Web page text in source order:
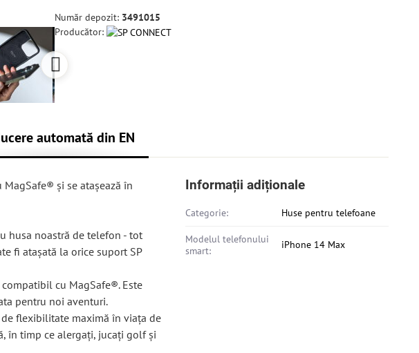
Număr depozit: 3491015
Producător:
automată din EN
și se atașează în
husa noastră de telefon - tot
fi atașată la orice suport SP
cu MagSafe®. Este
pentru noi aventuri.
flexibilitate maximă în viața de
în timp ce alergați, jucați golf și
Informații adiționale
Categorie: Huse pentru telefoane
Modelul telefonului
smart:
iPhone 14 Max